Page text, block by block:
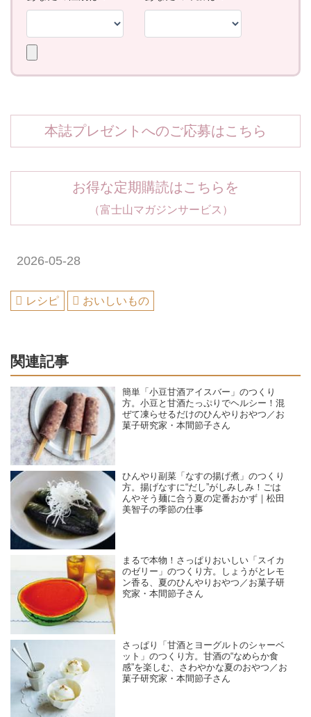
本誌プレゼントへのご応募はこちら
お得な定期購読はこちらを
（富士山マガジンサービス）
2026-05-28
レシピ おいしいもの
関連記事
簡単「小豆甘酒アイスバー」のつくり
方。小豆と甘酒たっぷりでヘルシー！混
ぜて凍らせるだけのひんやりおやつ／お
菓子研究家・本間節子さん
ひんやり副菜「なすの揚げ煮」のつくり
方。揚げなすに“だし”がしみしみ！ごは
んやそう麺に合う夏の定番おかず｜松田
美智子の季節の仕事
まるで本物！さっぱりおいしい「スイカ
のゼリー」のつくり方。しょうがとレモ
ン香る、夏のひんやりおやつ／お菓子研
究家・本間節子さん
さっぱり「甘酒とヨーグルトのシャーベ
ット」のつくり方。甘酒の“なめらか食
感”を楽しむ、さわやかな夏のおやつ／お
菓子研究家・本間節子さん